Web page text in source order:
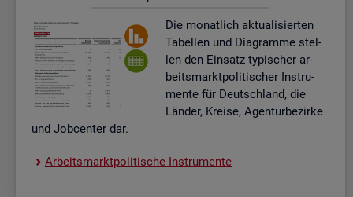
Die mo­nat­lich ak­tua­li­sier­ten
Ta­bel­len und Dia­gram­me stel­
len den Ein­satz ty­pi­scher ar­
beits­markt­po­li­ti­scher In­stru­
men­te für Deutsch­land, die
Län­der, Krei­se, Agen­tur­be­zir­ke
und Job­cen­ter dar.
Ar­beits­markt­po­li­ti­sche In­stru­men­te